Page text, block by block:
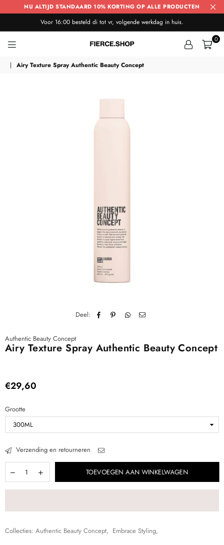
NU ALTIJD STANDAARD 10% KORTING OP ALLE PRODUCTEN
Voor 16:00 besteld di tot vr, volgende werkdag in huis.
SHOP
0
| Airy Texture Spray Authentic Beauty Concept
Deel:
Authentic Beauty Concept
Airy Texture Spray Authentic Beauty Concept
Normale
€29,60
Grootte
Verzending en retourneren
TOEVOEGEN AAN WINKELWAGEN
Collecties: Authentic Beauty Concept, Embrace Styling,